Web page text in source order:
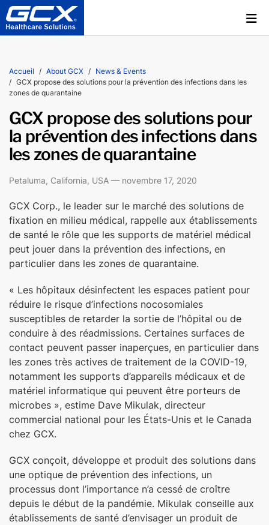
Accueil About GCX
News & Events
GCX propose des solutions pour la prévention des infections dans les
zones de quarantaine
GCX propose des solutions pour
la prévention des infections dans
les zones de quarantaine
Petaluma, California, USA — novembre 17, 2020
GCX Corp., le leader sur le marché des solutions de
fixation en milieu médical, rappelle aux établissements
de santé le rôle que les supports de matériel médical
peut jouer dans la prévention des infections, en
particulier dans les zones de quarantaine.
« Les hôpitaux désinfectent les espaces patient pour
réduire le risque d’infections nocosomiales
susceptibles de retarder la sortie de l’hôpital ou de
conduire à des réadmissions. Certaines surfaces de
contact peuvent passer inaperçues, en particulier dans
les zones très actives de traitement de la COVID-19,
notamment les supports d’appareils médicaux et de
matériel informatique qui peuvent être porteurs de
microbes », estime Dave Mikulak, directeur
commercial national pour les États-Unis et le Canada
chez GCX.
GCX conçoit, développe et produit des solutions dans
une optique de prévention des infections, un
processus dont l’importance n’a cessé de croître
depuis le début de la pandémie. Mikulak conseille aux
établissements de santé d’envisager un produit de